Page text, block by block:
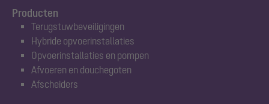
Producten
Terugstuwbeveiligingen
Hybride opvoerinstallaties
Opvoerinstallaties en pompen
Afvoeren en douchegoten
Afscheiders